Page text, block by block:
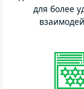
для более